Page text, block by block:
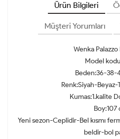
Ürün Bilgileri
Müşteri Yorumları
Wenka
Model
Beden:36-
Renk:Siyah-
Kumas‌:1.kalite
Boy:107
Yeni sezon-Ceplidir-Bel kısmı
beldir-bol